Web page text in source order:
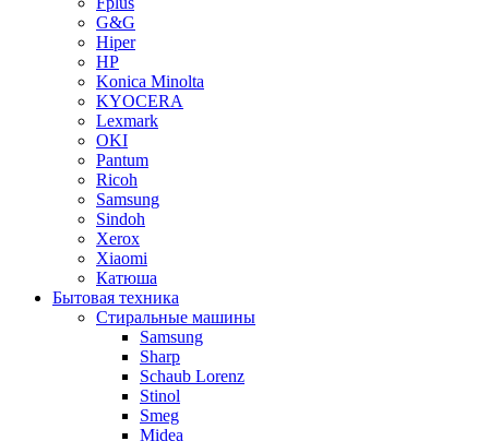
G&G
Hiper
HP
Konica Minolta
KYOCERA
Lexmark
OKI
Pantum
Ricoh
Samsung
Sindoh
Xerox
Xiaomi
Катюша
Бытовая техника
Стиральные машины
Samsung
Sharp
Schaub Lorenz
Stinol
Smeg
Midea